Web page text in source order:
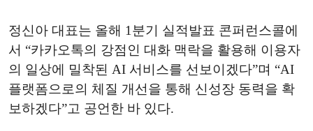
정신아 대표는 올해 1분기 실적발표 콘퍼런스콜에
서 “카카오톡의 강점인 대화 맥락을 활용해 이용자
의 일상에 밀착된 AI 서비스를 선보이겠다”며 “AI
플랫폼으로의 체질 개선을 통해 신성장 동력을 확
보하겠다”고 공언한 바 있다.